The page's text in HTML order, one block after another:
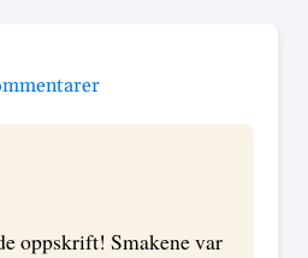
oppskrift! Smakene var